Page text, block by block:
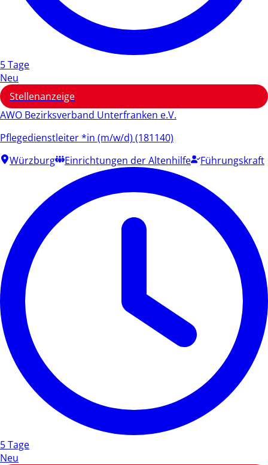
5 Tage
Neu
Stellenanzeige
AWO Bezirksverband Unterfranken e.V.
Pflegedienstleiter *in (m/w/d) (181140)
Würzburg
Einrichtungen der Altenhilfe Führungskraft
5 Tage
Neu